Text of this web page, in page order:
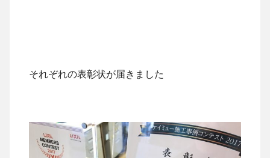
それぞれの表彰状が届きました